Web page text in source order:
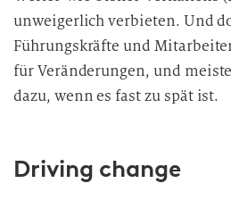
unweigerlich verbieten. Und
Führungskräfte und
für Veränderungen, und
dazu, wenn es fast zu spät ist.
Driving change